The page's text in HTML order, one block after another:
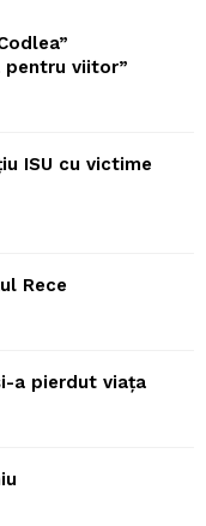
pentru viitor”
ISU cu victime
Rece
a pierdut viața